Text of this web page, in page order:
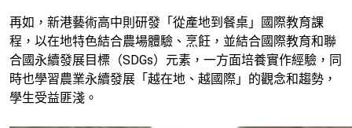
再如，新港藝術高中則研發「從產地到餐桌」國際教育課
程，以在地特色結合農場體驗、烹飪，並結合國際教育和聯
合國永續發展目標（SDGs）元素，一方面培養實作經驗，同
時也學習農業永續發展「越在地、越國際」的觀念和趨勢，
學生受益匪淺。